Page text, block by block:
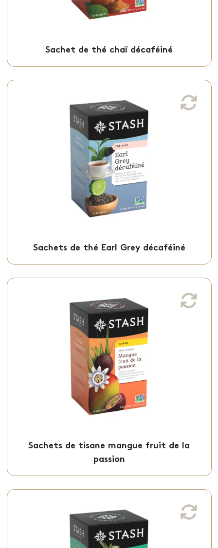
Sachet de thé chaï décaféiné
Sachets de thé Earl Grey décaféiné
Sachets de thé Earl Grey décaféiné
Ce thé noir earl grey décaféiné, avec une
saveur unique et légèrement parfumé, est
offert en sachets individuels.
Sachets - 50-09409
Sachets de tisane mangue fruit de la
passion
Sachets de tisane mangue fruit de la
passion
Cette tisane mangue fruit de la passion,
aux saveurs sucrées et tropicales, est
offerte en sachets individuels.
Sachets - 50-09411
Sachets de tisane à la menthe poivrée
Cette tisane à la menthe poivrée, au goût
frais et mentholé, excellent après les